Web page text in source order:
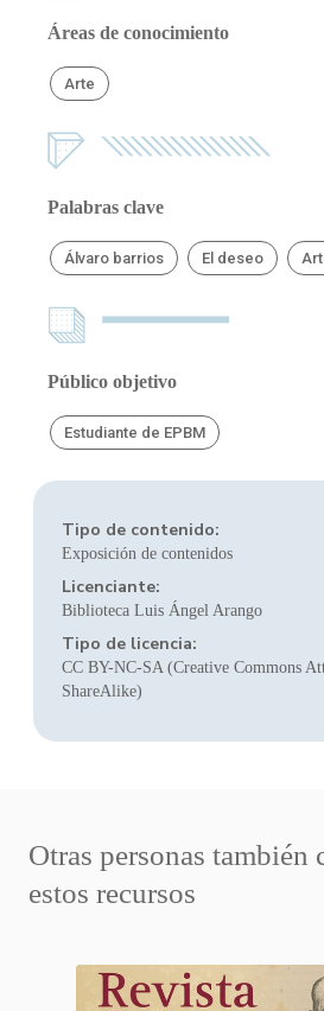
Áreas de conocimiento
Arte
Palabras clave
Álvaro barrios El deseo
Público objetivo
Estudiante de EPBM
Tipo de contenido:
Exposición de contenidos
Licenciante:
Biblioteca Luis Ángel Arango
Tipo de licencia:
CC BY-NC-SA (Creative Commons
ShareAlike)
Otras personas también
estos recursos